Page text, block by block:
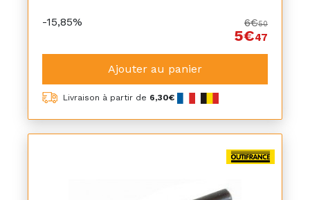
-15,85% 6€50
5€47
Ajouter au panier
Livraison à partir de 6,30€